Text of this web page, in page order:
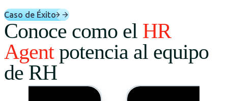
Caso de Éxito
Conoce como el HR
Agentpotencia al equipo
de RH